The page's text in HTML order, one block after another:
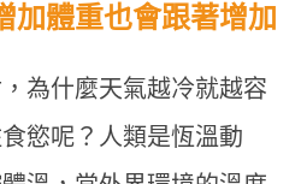
加體重也會跟著增加
為什麼天氣越冷就越容
慾呢？人類是恆溫動